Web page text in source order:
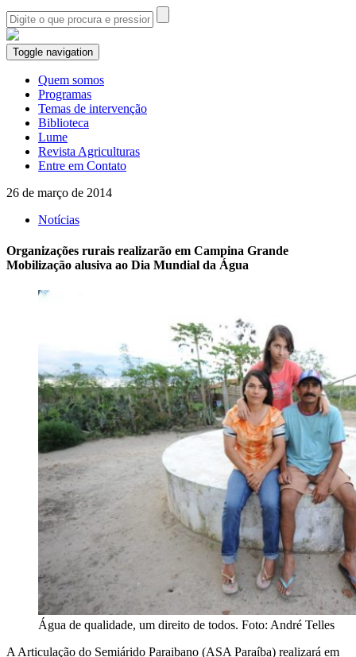
Toggle navigation
Quem somos
Programas
Temas de intervenção
Biblioteca
Lume
Revista Agriculturas
Entre em Contato
26 de março de 2014
Notícias
Organizações rurais realizarão em Campina Grande
Mobilização alusiva ao Dia Mundial da Água
Água de qualidade, um direito de todos. Foto: André Telles
A Articulação do Semiárido Paraibano (ASA Paraíba) realizará em